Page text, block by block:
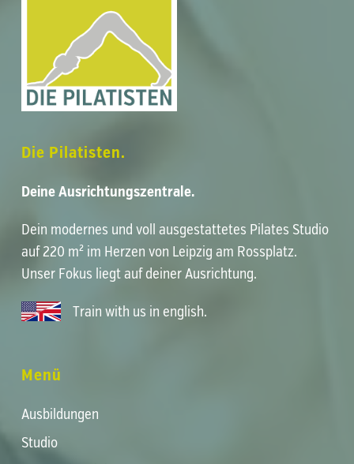
Die Pilatisten.
Deine Ausrichtungszentrale.
Dein modernes und voll ausgestattetes Pilates Studio
auf 220 m² im Herzen von Leipzig am Rossplatz.
Unser Fokus liegt auf deiner Ausrichtung.
Train with us in english.
Menü
Ausbildungen
Studio